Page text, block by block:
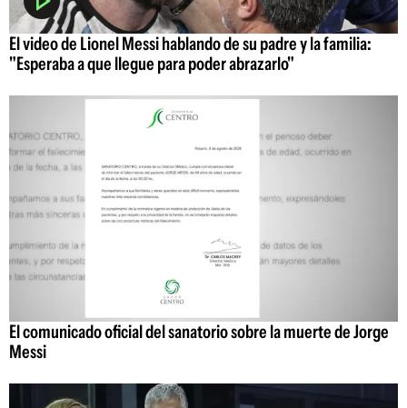
El video de Lionel Messi hablando de su padre y la familia:
"Esperaba a que llegue para poder abrazarlo"
El comunicado oficial del sanatorio sobre la muerte de Jorge
Messi